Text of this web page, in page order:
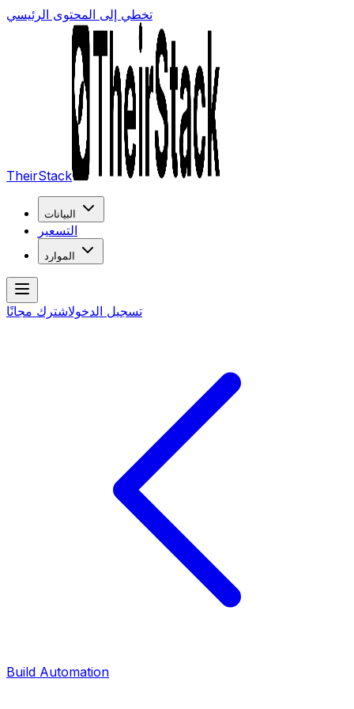
تخطي إلى المحتوى الرئيسي
TheirStack
البيانات
التسعير
الموارد
تسجيل الدخولاشترك مجانًا
Build Automation